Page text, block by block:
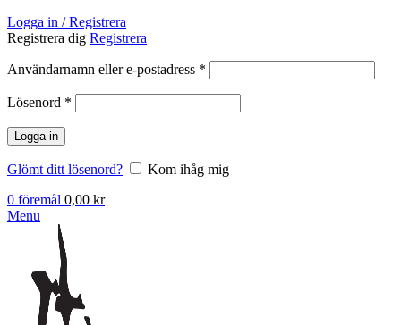
Logga in / Registrera
Registrera dig Registrera
Användarnamn eller e-postadress *
Lösenord *
Logga in
Glömt ditt lösenord?
Kom ihåg mig
0 föremål 0,00 kr
Menu